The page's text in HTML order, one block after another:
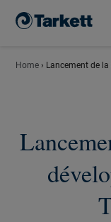
Home › Lancement de